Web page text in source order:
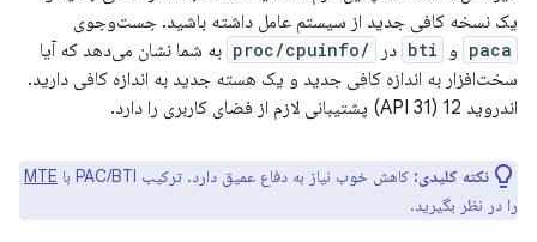
یک نسخه کافی جدید از سیستم عامل داشته باشید. جست‌وجوی
paca و bti در /proc/cpuinfo
به شما نشان می‌دهد که آیا
سخت‌افزار به اندازه کافی جدید و یک هسته جدید به اندازه کافی دارید.
اندروید 12 (API 31) پشتیبانی لازم از فضای کاربری را دارد.
نکته کلیدی: کاهش خوب نیاز به دفاع عمیق دارد. ترکیب PAC/BTI با
MTE
را در نظر بگیرید.